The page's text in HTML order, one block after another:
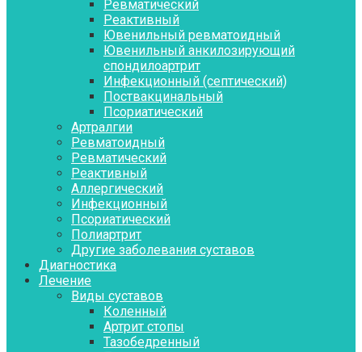
Ревматический
Реактивный
Ювенильный ревматоидный
Ювенильный анкилозирующий
спондилоартрит
Инфекционный (септический)
Поствакцинальный
Псориатический
Артралгии
Ревматоидный
Ревматический
Реактивный
Аллергический
Инфекционный
Псориатический
Полиартрит
Другие заболевания суставов
Диагностика
Лечение
Виды суставов
Коленный
Артрит стопы
Тазобедренный